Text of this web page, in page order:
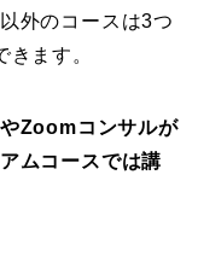
外のコースは3つ
ます。
Zoomコンサルが
ムコースでは講